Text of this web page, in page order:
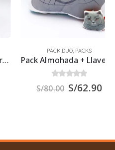
PACK DUO ,PACKS
Pack Almohada + Llavero de tela – Gato Gris
80.00 S/ 62.90